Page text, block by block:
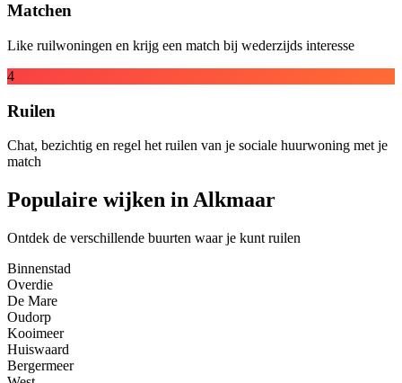
Matchen
Like ruilwoningen en krijg een match bij wederzijds interesse
4
Ruilen
Chat, bezichtig en regel het ruilen van je sociale huurwoning met je
match
Populaire wijken in Alkmaar
Ontdek de verschillende buurten waar je kunt ruilen
Binnenstad
Overdie
De Mare
Oudorp
Kooimeer
Huiswaard
Bergermeer